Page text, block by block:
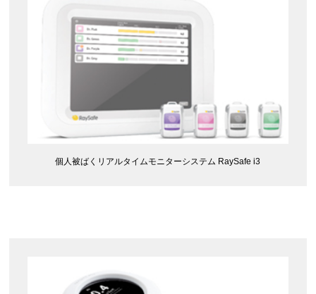
個人被ばくリアルタイムモニターシステム RaySafe i3